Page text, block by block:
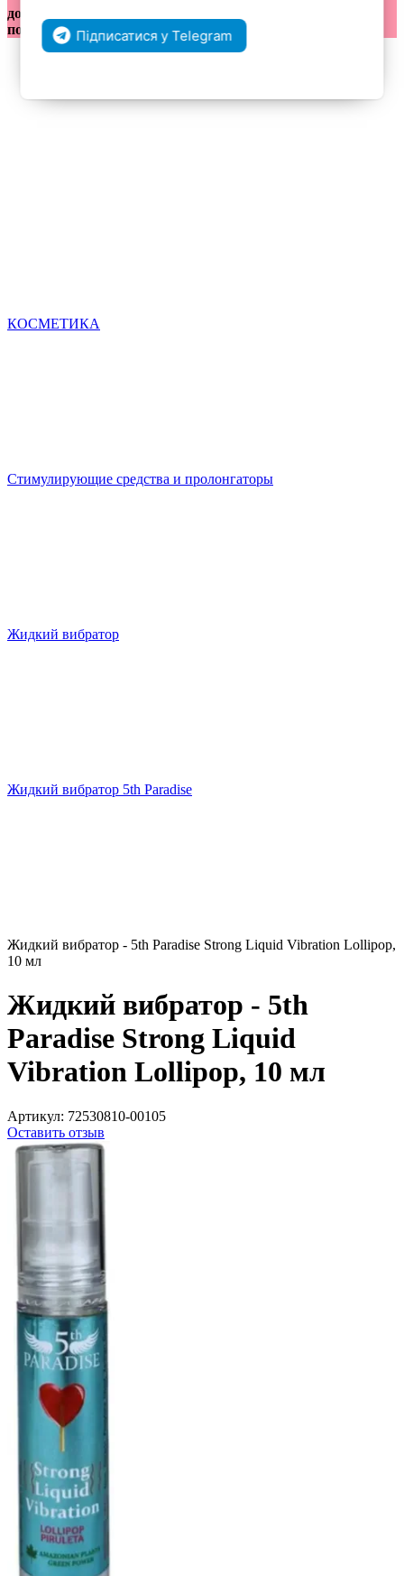
доставка от 2000 грн при полной оплате 💟 Отправка с
понедельника по пятницу 🚗
КОСМЕТИКА
Стимулирующие средства и пролонгаторы
Жидкий вибратор
Жидкий вибратор 5th Paradise
Жидкий вибратор - 5th Paradise Strong Liquid Vibration Lollipop,
10 мл
Жидкий вибратор - 5th
Paradise Strong Liquid
Vibration Lollipop, 10 мл
Артикул: 72530810-00105
Оставить отзыв
Підписатися у Telegram